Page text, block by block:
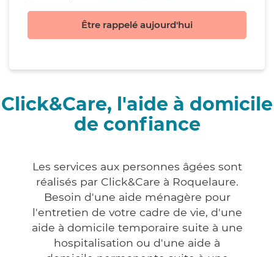
Être rappelé aujourd'hui
Click&Care, l'aide à domicile
de confiance
Les services aux personnes âgées sont
réalisés par Click&Care à Roquelaure.
Besoin d'une aide ménagère pour
l'entretien de votre cadre de vie, d'une
aide à domicile temporaire suite à une
hospitalisation ou d'une aide à